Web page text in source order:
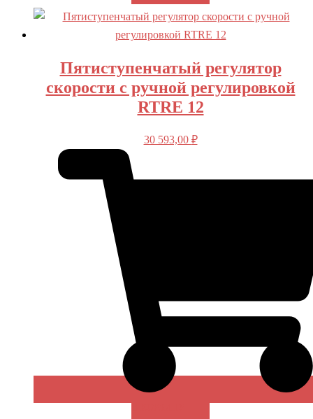
Пятиступенчатый регулятор
скорости с ручной регулировкой
RTRE 12
30 593,00 ₽